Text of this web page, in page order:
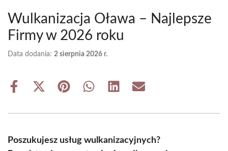
Wulkanizacja Oława – Najlepsze
Firmy w 2026 roku
Data dodania: 2 sierpnia 2026 r.
Share
Share
(Twitter)
Share Share Share Share
Poszukujesz usług wulkanizacyjnych?